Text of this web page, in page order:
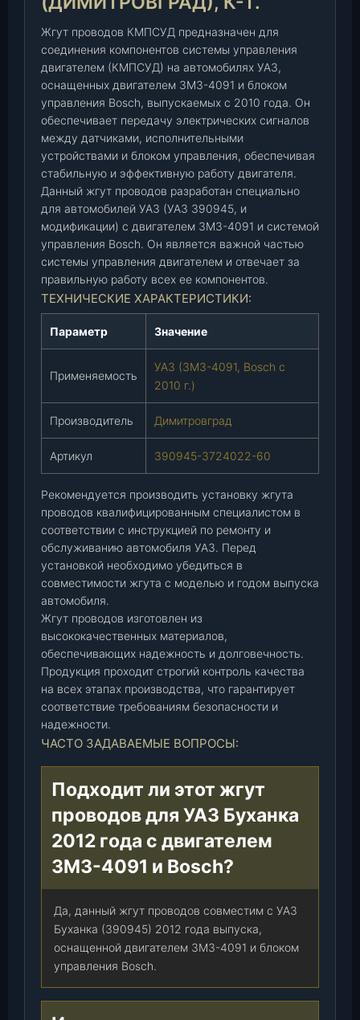
У
Д
(
З
М
З
-
4
0
9
1
,
б
л
л
B
s
c
h
с
2
0
1
0
г
)
(
3
9
0
4
0
Жгут проводов КМПСУД предназначен для
соединения компонентов системы управления
двигателем (КМПСУД) на автомобилях УАЗ,
оснащенных двигателем ЗМЗ-4091 и блоком
управления Bosch, выпускаемых с 2010 года. Он
обеспечивает передачу электрических сигналов
между датчиками, исполнительными
устройствами и блоком управления, обеспечивая
стабильную и эффективную работу двигателя.
Данный жгут проводов разработан специально
для автомобилей УАЗ (УАЗ 390945, и
модификации) с двигателем ЗМЗ-4091 и системой
управления Bosch. Он является важной частью
системы управления двигателем и отвечает за
правильную работу всех ее компонентов.
ТЕХНИЧЕСКИЕ ХАРАКТЕРИСТИКИ:
Параметр Значение
Применяемость
УАЗ (ЗМЗ-4091, Bosch с
2010 г.)
Производитель Димитровград
Артикул 390945-3724022-60
Рекомендуется производить установку жгута
проводов квалифицированным специалистом в
соответствии с инструкцией по ремонту и
обслуживанию автомобиля УАЗ. Перед
установкой необходимо убедиться в
совместимости жгута с моделью и годом выпуска
автомобиля.
Жгут проводов изготовлен из
высококачественных материалов,
обеспечивающих надежность и долговечность.
Продукция проходит строгий контроль качества
на всех этапах производства, что гарантирует
соответствие требованиям безопасности и
надежности.
ЧАСТО ЗАДАВАЕМЫЕ ВОПРОСЫ:
Подходит ли этот жгут
проводов для УАЗ Буханка
2012 года с двигателем
ЗМЗ-4091 и Bosch?
Да, данный жгут проводов совместим с УАЗ
Буханка (390945) 2012 года выпуска,
оснащенной двигателем ЗМЗ-4091 и блоком
управления Bosch.